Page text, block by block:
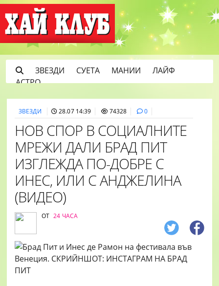
ЗВЕЗДИ СУЕТА МАНИИ
ЛАЙФ
АСТРО
ЗВЕЗДИ 28.07 14:39 74328 0
НОВ СПОР В СОЦИАЛНИТЕ
МРЕЖИ ДАЛИ БРАД ПИТ
ИЗГЛЕЖДА ПО-ДОБРЕ С
ИНЕС, ИЛИ С АНДЖЕЛИНА
(ВИДЕО)
ОТ 24 ЧАСА